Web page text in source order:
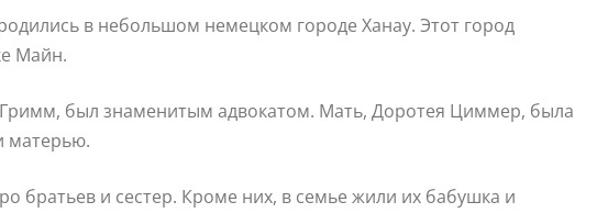
в небольшом немецком городе Ханау. Этот город
Майн.
был знаменитым адвокатом. Мать, Доротея Циммер, была
матерью.
братьев и сестер. Кроме них, в семье жили их бабушка и